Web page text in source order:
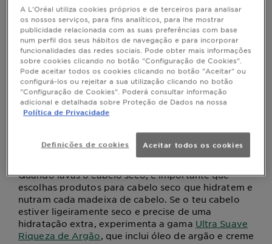
rotina de cuidado hidratante e nutritiva. Resumo: -
Shampoos e amaciadores para cabelo seco - Produtos
para cabelo seco sem passar por água - Cuidados de
proteção de calor
Como cuidar do cabelo seco: top 4
soluções para um cabelo saudável e
Se tiveres cabelo seco, escolhe a forma de lavar
Quando lavas o cabelo seco, é importante que
escolhas produtos para cabelo seco que hidratem e
nutram cada madeixa de cabelo. Se o teu cabelo
estiver ligeiramente seco e precise de uma
hidratação extra, experimenta a gama Ultra Suave
Riqueza de Argão, que inclui óleo de argão e creme
A L'Oréal utiliza cookies próprios e de terceiros para analisar
os nossos serviços, para fins analíticos, para lhe mostrar
publicidade relacionada com as suas preferências com base
num perfil dos seus hábitos de navegação e para incorporar
funcionalidades das redes sociais. Pode obter mais informações
sobre cookies clicando no botão "Configuração de Cookies".
Pode aceitar todos os cookies clicando no botão "Aceitar" ou
configurá-los ou rejeitar a sua utilização clicando no botão
"Configuração de Cookies". Poderá consultar informação
adicional e detalhada sobre Proteção de Dados na nossa
Política de Privacidade
Definições de cookies Aceitar todos os cookies